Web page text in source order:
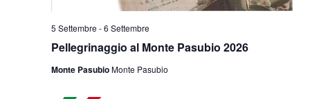
Pellegrinaggio al Monte Pasubio 2026
5 Settembre -6 Settembre
Monte PasubioMonte Pasubio